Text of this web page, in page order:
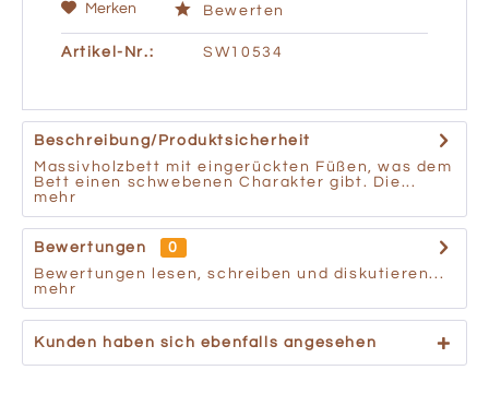
Merken Bewerten
Artikel-Nr.: SW10534
Beschreibung/Produktsicherheit
Massivholzbett mit eingerückten Füßen, was dem
Bett einen schwebenen Charakter gibt. Die...
mehr
Bewertungen
0
Bewertungen lesen, schreiben und diskutieren...
mehr
Kunden haben sich ebenfalls angesehen